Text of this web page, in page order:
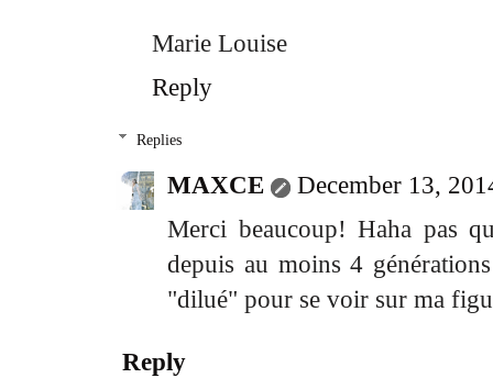
Marie Louise
Reply
Replies
MAXCE
December 13,
Merci beaucoup! Haha pas
depuis au moins 4
"dilué" pour se voir sur ma
Reply